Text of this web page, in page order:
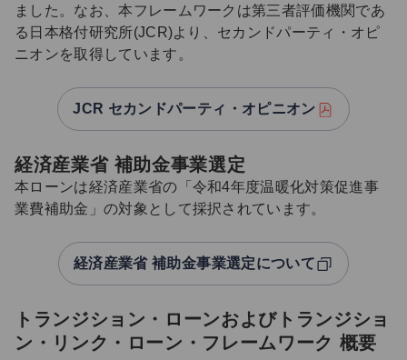
ました。なお、本フレームワークは第三者評価機関であ
る日本格付研究所(JCR)より、セカンドパーティ・オピ
ニオンを取得しています。
JCR セカンドパーティ・オピニオン
経済産業省 補助金事業選定
本ローンは経済産業省の「令和4年度温暖化対策促進事
業費補助金」の対象として採択されています。
経済産業省 補助金事業選定について
トランジション・ローンおよびトランジショ
ン・リンク・ローン・フレームワーク 概要